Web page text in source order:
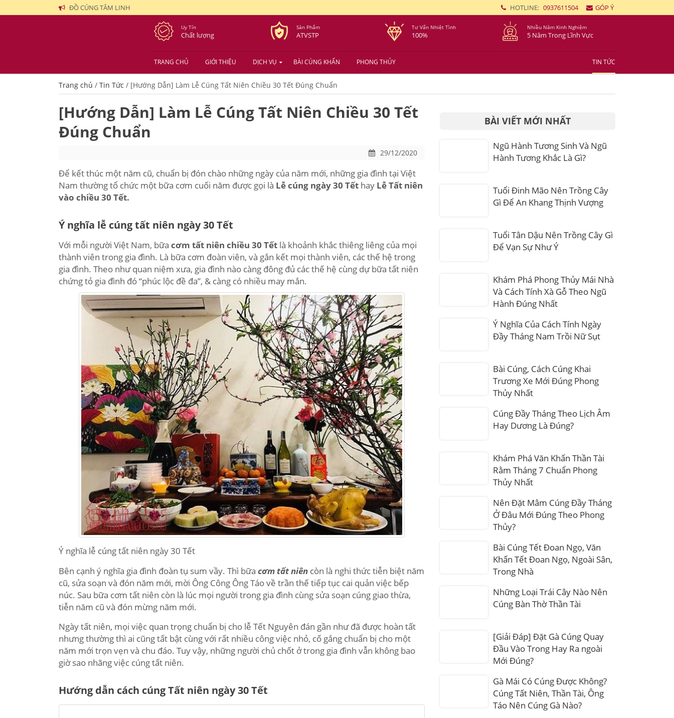
ĐỒ CÚNG TÂM LINH HOTLINE: 0937611504 GÓP Ý
Uy Tín
Chất lượng
Sản Phẩm
ATVSTP
Tư Vấn Nhiệt Tình
100%
Nhiều Năm Kinh Nghiệm
5 Năm Trong Lĩnh Vực
TRANG CHỦ GIỚI THIỆU DỊCH VỤ BÀI CÚNG KHẤN PHONG THỦY TIN TỨC
Trang chủ / Tin Tức / [Hướng Dẫn] Làm Lễ Cúng Tất Niên Chiều 30 Tết Đúng Chuẩn
[Hướng Dẫn] Làm Lễ Cúng Tất Niên Chiều 30 Tết
Đúng Chuẩn
29/12/2020
Để kết thúc một năm cũ, chuẩn bị đón chào những ngày của năm mới, những gia đình tại Việt
Nam thường tổ chức một bữa cơm cuối năm được gọi là Lễ cúng ngày 30 Tết hay Lễ Tất niên
vào chiều 30 Tết.
Ý nghĩa lễ cúng tất niên ngày 30 Tết
Với mỗi người Việt Nam, bữa cơm tất niên chiều 30 Tết là khoảnh khắc thiêng liêng của mọi
thành viên trong gia đình. Là bữa cơm đoàn viên, và gắn kết mọi thành viên, các thế hệ trong
gia đình. Theo như quan niệm xưa, gia đình nào càng đông đủ các thế hệ cùng dự bữa tất niên
chứng tỏ gia đình đó “phúc lộc đề đa”, & càng có nhiều may mắn.
Ý nghĩa lễ cúng tất niên ngày 30 Tết
Bên cạnh ý nghĩa gia đình đoàn tụ sum vầy. Thì bữa cơm tất niên còn là nghi thức tiễn biệt năm
cũ, sửa soạn và đón năm mới, mời Ông Công Ông Táo về trần thế tiếp tục cai quản việc bếp
núc. Sau bữa cơm tất niên còn là lúc mọi người trong gia đình cùng sửa soạn cúng giao thừa,
tiễn năm cũ và đón mừng năm mới.
Ngày tất niên, mọi việc quan trọng chuẩn bị cho lễ Tết Nguyên đán gần như đã được hoàn tất
nhưng thường thì ai cũng tất bật cùng với rất nhiều công việc nhỏ, cố gắng chuẩn bị cho một
năm mới trọn vẹn và chu đáo. Tuy vậy, những người chủ chốt ở trong gia đình vẫn không bao
giờ sao nhãng việc cúng tất niên.
Hướng dẫn cách cúng Tất niên ngày 30 Tết
BÀI VIẾT MỚI NHẤT
Ngũ Hành Tương Sinh Và Ngũ
Hành Tương Khắc Là Gì?
Tuổi Đinh Mão Nên Trồng Cây
Gì Để An Khang Thịnh Vượng
Tuổi Tân Dậu Nên Trồng Cây Gì
Để Vạn Sự Như Ý
Khám Phá Phong Thủy Mái Nhà
Và Cách Tính Xà Gỗ Theo Ngũ
Hành Đúng Nhất
Ý Nghĩa Của Cách Tính Ngày
Đầy Tháng Nam Trồi Nữ Sụt
Bài Cúng, Cách Cúng Khai
Trương Xe Mới Đúng Phong
Thủy Nhất
Cúng Đầy Tháng Theo Lịch Âm
Hay Dương Là Đúng?
Khám Phá Văn Khấn Thần Tài
Rằm Tháng 7 Chuẩn Phong
Thủy Nhất
Nên Đặt Mâm Cúng Đầy Tháng
Ở Đâu Mới Đúng Theo Phong
Thủy?
Bài Cúng Tết Đoan Ngọ, Văn
Khấn Tết Đoan Ngọ, Ngoài Sân,
Trong Nhà
Những Loại Trái Cây Nào Nên
Cúng Bàn Thờ Thần Tài
[Giải Đáp] Đặt Gà Cúng Quay
Đầu Vào Trong Hay Ra ngoài
Mới Đúng?
Gà Mái Có Cúng Được Không?
Cúng Tất Niên, Thần Tài, Ông
Táo Nên Cúng Gà Nào?